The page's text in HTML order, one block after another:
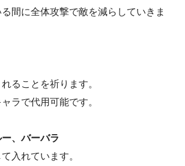
間に全体攻撃で敵を減らしていきま
ることを祈ります。
ラで代用可能です。
、バーバラ
入れています。